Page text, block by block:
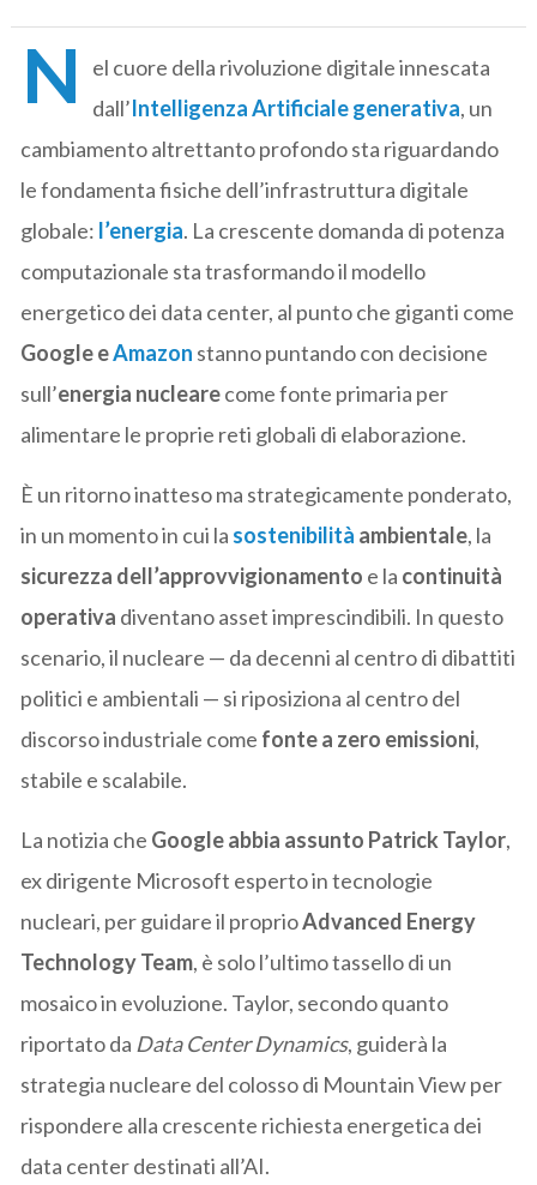
N
el cuore della rivoluzione digitale innescata
dall’Intelligenza Artificiale generativa, un
cambiamento altrettanto profondo sta riguardando
le fondamenta fisiche dell’infrastruttura digitale
globale: l’energia. La crescente domanda di potenza
computazionale sta trasformando il modello
energetico dei data center, al punto che giganti come
Google eAmazon stanno puntando con decisione
sull’energia nuclearecome fonte primaria per
alimentare le proprie reti globali di elaborazione.
È un ritorno inatteso ma strategicamente ponderato,
in un momento in cui la sostenibilità ambientale, la
sicurezza dell’approvvigionamento e la continuità
operativa diventano asset imprescindibili. In questo
scenario, il nucleare — da decenni al centro di dibattiti
politici e ambientali — si riposiziona al centro del
discorso industriale come fonte a zero emissioni,
stabile e scalabile.
La notizia che Google abbia assunto Patrick Taylor,
ex dirigente Microsoft esperto in tecnologie
nucleari, per guidare il proprioAdvanced Energy
Technology Team, è solo l’ultimo tassello di un
mosaico in evoluzione. Taylor, secondo quanto
riportato da Data Center Dynamics, guiderà la
strategia nucleare del colosso di Mountain View per
rispondere alla crescente richiesta energetica dei
data center destinati all’AI.